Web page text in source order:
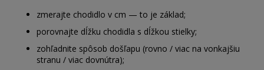
zmerajte chodidlo v cm — to je základ;
porovnajte dĺžku chodidla s dĺžkou stielky;
zohľadnite spôsob došľapu (rovno / viac na vonkajšiu
stranu / viac dovnútra);